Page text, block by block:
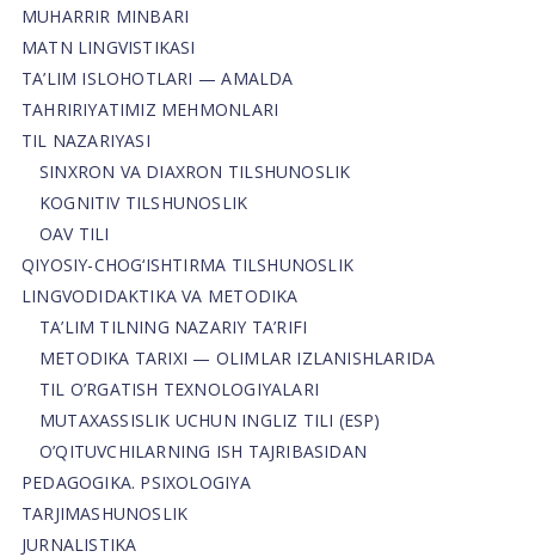
MUHARRIR MINBARI
MATN LINGVISTIKASI
TA’LIM ISLOHOTLARI — AMALDA
TAHRIRIYATIMIZ MEHMONLARI
TIL NAZARIYASI
SINXRON VA DIAXRON TILSHUNOSLIK
KOGNITIV TILSHUNOSLIK
OAV TILI
QIYOSIY-CHOG‘ISHTIRMA TILSHUNOSLIK
LINGVODIDAKTIKA VA METODIKA
TA’LIM TILNING NAZARIY TA’RIFI
METODIKA TARIXI — OLIMLAR IZLANISHLARIDA
TIL O’RGATISH TEXNOLOGIYALARI
MUTAXASSISLIK UCHUN INGLIZ TILI (ESP)
O’QITUVCHILARNING ISH TAJRIBASIDAN
PEDAGOGIKA. PSIXOLOGIYA
TARJIMASHUNOSLIK
JURNALISTIKA